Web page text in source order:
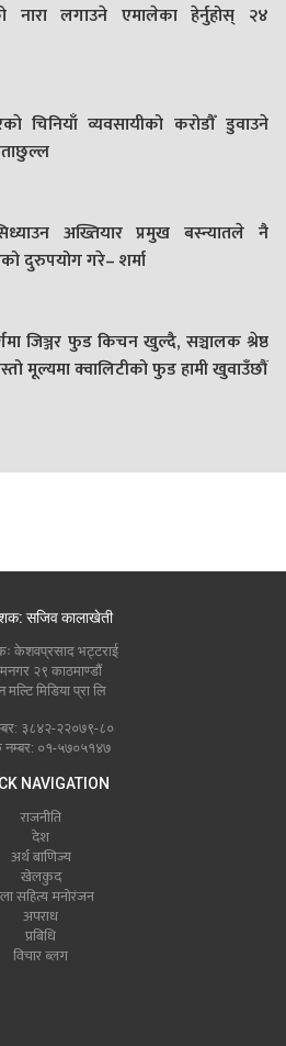
नारा लगाउने एमालेका हेर्नुहोस् २४
चिनियाँ व्यवसायीको करोडौँ डुवाउने
अख्तियार प्रमुख बस्न्यातले नै
दुरुपयोग गरे– शर्मा
जिञ्जर फुड किचन खुल्दै, सञ्चालक श्रेष्ठ
मूल्यमा क्वालिटीको फुड हामी खुवाउँछौं
सजिव कालाखेती
केशवप्रसाद भट्टराई
२९ काठमाण्डौं
मल्टि मिडिया प्रा लि
३८४२-२२०७९-८०
नम्बर: ०१-५७०५१४७
NAVIGATION
राजनीति
देश
अर्थ बाणिज्य
खेलकुद
सहित्य मनोरंजन
अपराध
प्रबिधि
विचार ब्लग